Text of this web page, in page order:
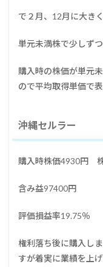
で２月、12月に大き
単元未満株で少しず
購入時の株価が単元
ので平均取得単価で表
沖縄セルラー
購入時株価4930円
含み益97400円
評価損益率19.75％
権利落ち後に購入し
すが着実に業績を上